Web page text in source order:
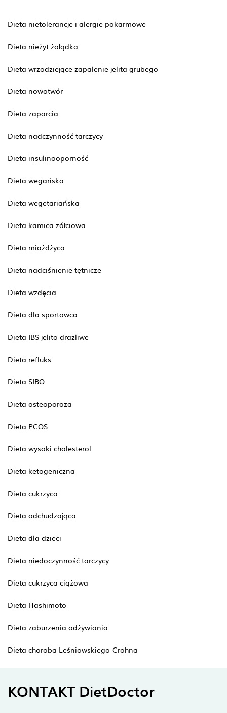
Dieta nietolerancje i alergie pokarmowe
Dieta nieżyt żołądka
Dieta wrzodziejące zapalenie jelita grubego
Dieta nowotwór
Dieta zaparcia
Dieta nadczynność tarczycy
Dieta insulinooporność
Dieta wegańska
Dieta wegetariańska
Dieta kamica żółciowa
Dieta miażdżyca
Dieta nadciśnienie tętnicze
Dieta wzdęcia
Dieta dla sportowca
Dieta IBS jelito drażliwe
Dieta refluks
Dieta SIBO
Dieta osteoporoza
Dieta PCOS
Dieta wysoki cholesterol
Dieta ketogeniczna
Dieta cukrzyca
Dieta odchudzająca
Dieta dla dzieci
Dieta niedoczynność tarczycy
Dieta cukrzyca ciążowa
Dieta Hashimoto
Dieta zaburzenia odżywiania
Dieta choroba Leśniowskiego-Crohna
KONTAKT DietDoctor